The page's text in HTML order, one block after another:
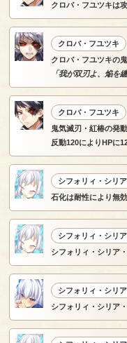
クロバ・フユツキは
クロバ・フユツキ
クロバ・フユツキの
「我が双刃よ、焔を
クロバ・フユツキ
鬼気滅刃・紅椿の発
反動120によりHPに
シフォリィ・シリ
石化は耐性により無効
シフォリィ・シリ
シフォリィ・シリア
シフォリィ・シリ
シフォリィ・シリア